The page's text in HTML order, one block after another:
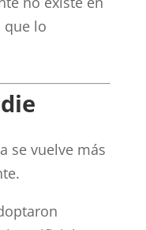
que lo
se vuelve más